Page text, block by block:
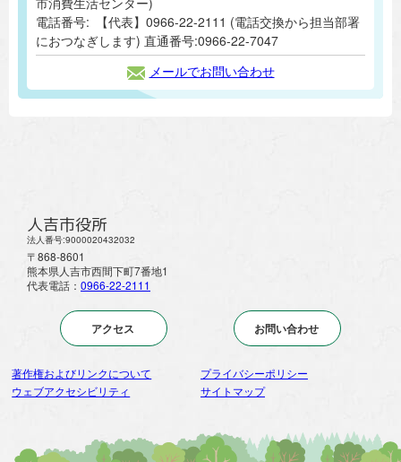
電話番号:
【代表】0966-22-2111 (電話交換から担当部署
におつなぎします) 直通番号:0966-22-7047
メールでお問い合わせ
人吉市役所
法人番号:9000020432032
〒868-8601
熊本県人吉市西間下町7番地1
代表電話： 0966-22-2111
アクセス お問い合わせ
著作権およびリンクについて
プライバシーポリシー
ウェブアクセシビリティ
サイトマップ